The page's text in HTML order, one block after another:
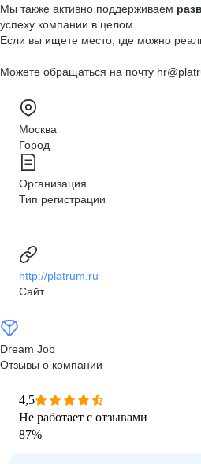
Мы также активно поддерживаем
успеху компании в целом.
Если вы ищете место, где можно
Можете обращаться на почту
Москва
Город
Организация
Тип регистрации
http://platrum.ru
Сайт
Dream Job
Отзывы о компании
4,5
Не работает с отзывами
87%